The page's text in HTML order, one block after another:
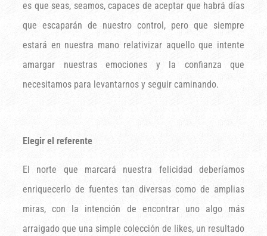
es que seas, seamos, capaces de aceptar que habrá días
que escaparán de nuestro control, pero que siempre
estará en nuestra mano relativizar aquello que intente
amargar nuestras emociones y la confianza que
necesitamos para levantarnos y seguir caminando.
Elegir el referente
El norte que marcará nuestra felicidad deberíamos
enriquecerlo de fuentes tan diversas como de amplias
miras, con la intención de encontrar uno algo más
arraigado que una simple colección de likes, un resultado